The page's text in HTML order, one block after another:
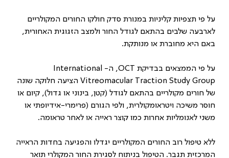
על פי תצפיות קליניות במנורת סדק חולקו החורים המקולריים
לארבעה שלבים בהתאם לגודל החור ולמצב הזגוגית האחורית,
באם היא מחוברת או מנותקת.
על פי הממצאים בבדיקת OCT, ה- International
Vitreomacular Traction Study Group הציעה חלוקה שונה
של חורים מקולריים בהתאם לגודל (קטן, בינוני או גדול), קיום או
חוסר משיכה ויטראומקולרית, ולפי הגורם (פרימרי-אידיופתי או
משני לאנומליות אחרות כמו קוצר ראייה או לאחר טראומה.
ללא טיפול רוב החורים המקולריים יגדלו והפגיעה בחדות הראייה
המרכזית תגבר. הטיפול בניתוח לסגירת החור המקולרי תואר